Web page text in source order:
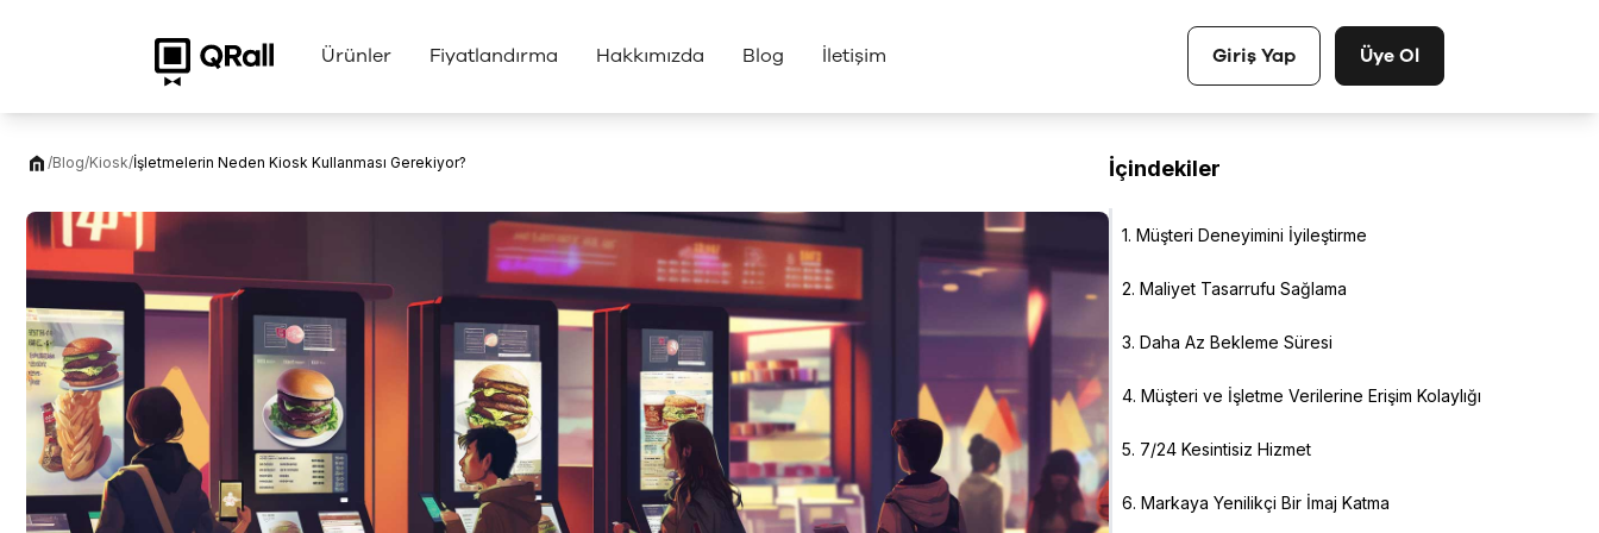
Ürünler Fiyatlandırma Hakkımızda Blog İletişim Giriş Yap Üye Ol
/Blog/Kiosk/İşletmelerin Neden Kiosk Kullanması Gerekiyor? İçindekiler
1. Müşteri Deneyimini İyileştirme
2. Maliyet Tasarrufu Sağlama
3. Daha Az Bekleme Süresi
4. Müşteri ve İşletme Verilerine Erişim Kolaylığı
5. 7/24 Kesintisiz Hizmet
6. Markaya Yenilikçi Bir İmaj Katma